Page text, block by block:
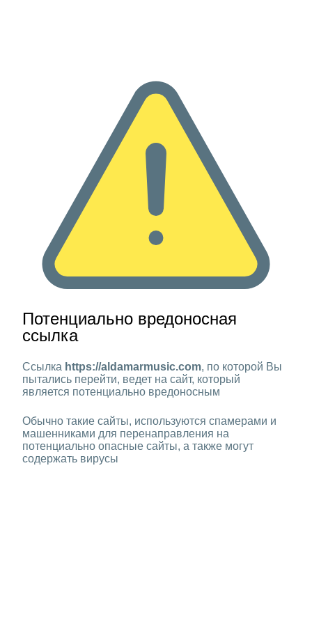
Потенциально вредоносная
ссылка
Ссылка https://aldamarmusic.com, по которой Вы
пытались перейти, ведет на сайт, который
является потенциально вредоносным
Обычно такие сайты, используются спамерами и
машенниками для перенаправления на
потенциально опасные сайты, а также могут
содержать вирусы